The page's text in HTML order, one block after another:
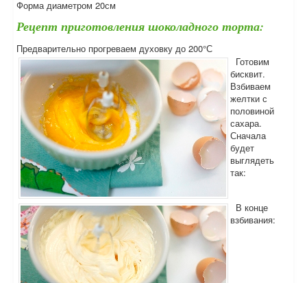
Форма диаметром 20см
Рецепт приготовления шоколадного торта:
Предварительно прогреваем духовку до 200°С
Готовим
бисквит.
Взбиваем
желтки с
половиной
сахара.
Сначала
будет
выглядеть
так:
В конце
взбивания: